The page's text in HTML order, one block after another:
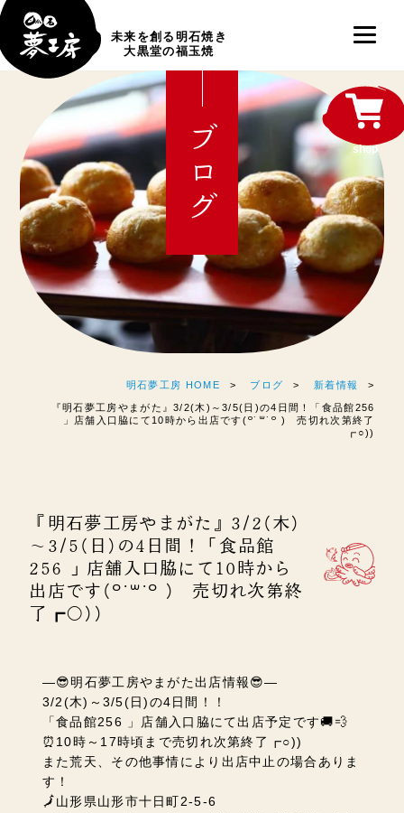
未来を創る明石焼き
大黒堂の福玉焼
ブログ
明石夢工房 HOME ブログ 新着情報
『明石夢工房やまがた』3/2(木)～3/5(日)の4日間！「食品館256
」店舗入口脇にて10時から出店です(꒪˙꒳˙꒪ ) 売切れ次第終了
┏○))
『明石夢工房やまがた』3/2(木)
～3/5(日)の4日間！「食品館
256 」店舗入口脇にて10時から
出店です(꒪˙꒳˙꒪ ) 売切れ次第終
了┏○))
―😎明石夢工房やまがた出店情報😎―
3/2(木)～3/5(日)の4日間！！
「食品館256 」店舗入口脇にて出店予定です🚚💨
⏰10時～17時頃まで売切れ次第終了┏○))
また荒天、その他事情により出店中止の場合ありま
す！
🗾山形県山形市十日町2-5-6
shop